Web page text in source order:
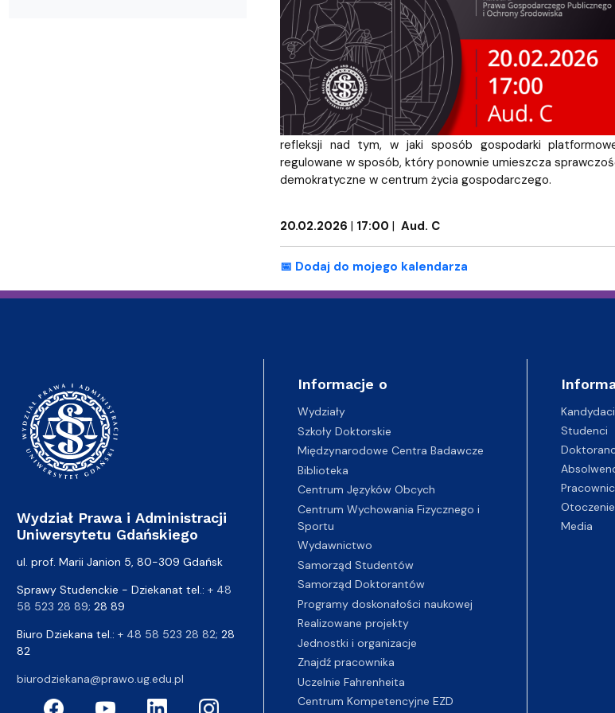
refleksji nad tym, w jaki sposób gospodarki
regulowane w sposób, który ponownie umieszcza
demokratyczne w centrum życia gospodarczego.
20.02.2026 | 17:00 | Aud. C
📅 Dodaj do mojego kalendarza
Wydział Prawa i Administracji
Uniwersytetu Gdańskiego
ul. prof. Marii Janion 5, 80-309 Gdańsk
Sprawy Studenckie - Dziekanat tel.: + 48
58 523 28 89; 28 89
Biuro Dziekana tel.: + 48 58 523 28 82; 28
82
biurodziekana@prawo.ug.edu.pl
Informacje o
Wydziały
Szkoły Doktorskie
Międzynarodowe Centra Badawcze
Biblioteka
Centrum Języków Obcych
Centrum Wychowania Fizycznego i
Sportu
Wydawnictwo
Samorząd Studentów
Samorząd Doktorantów
Programy doskonałości naukowej
Realizowane projekty
Jednostki i organizacje
Znajdź pracownika
Uczelnie Fahrenheita
Centrum Kompetencyjne EZD
Kandydaci
Studenci
Media